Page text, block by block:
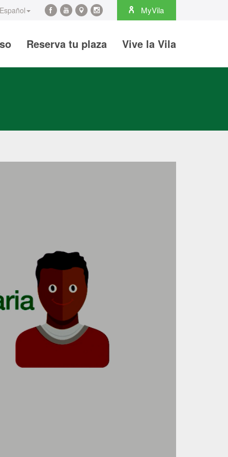
MyVila
FacebookYouTubeMapsInstagram
Español
Reserva tu plaza Vive la Vila